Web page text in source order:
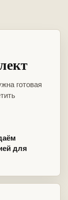
готовая
для